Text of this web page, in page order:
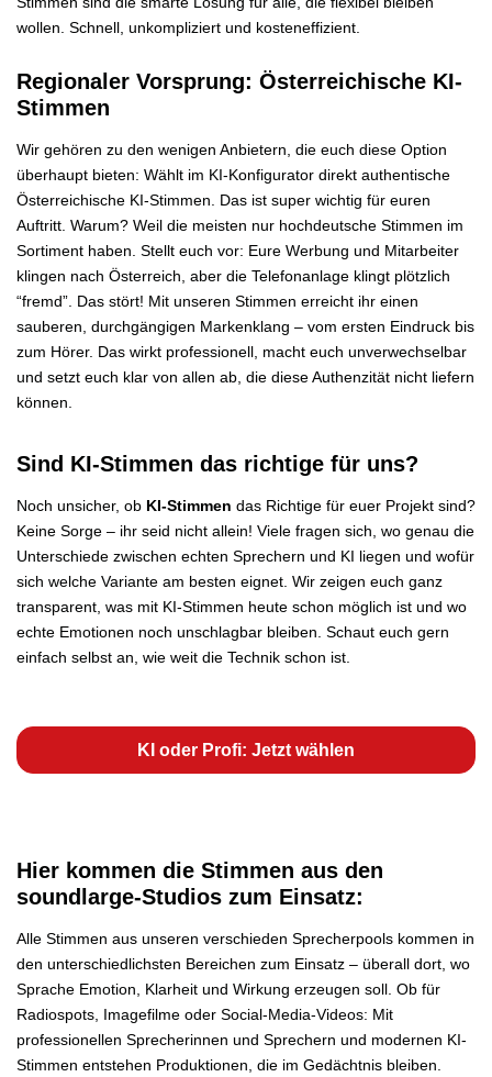
wollen. Schnell, unkompliziert und kosteneffizient.
Regionaler Vorsprung: Österreichische KI-
Stimmen
Wir gehören zu den wenigen Anbietern, die euch diese Option
überhaupt bieten: Wählt im KI-Konfigurator direkt authentische
Österreichische KI-Stimmen. Das ist super wichtig für euren
Auftritt. Warum? Weil die meisten nur hochdeutsche Stimmen im
Sortiment haben. Stellt euch vor: Eure Werbung und Mitarbeiter
klingen nach Österreich, aber die Telefonanlage klingt plötzlich
“fremd”. Das stört! Mit unseren Stimmen erreicht ihr einen
sauberen, durchgängigen Markenklang – vom ersten Eindruck bis
zum Hörer. Das wirkt professionell, macht euch unverwechselbar
und setzt euch klar von allen ab, die diese Authenzität nicht liefern
können.
Sind KI-Stimmen das richtige für uns?
Noch unsicher, ob KI-Stimmen das Richtige für euer Projekt sind?
Keine Sorge – ihr seid nicht allein! Viele fragen sich, wo genau die
Unterschiede zwischen echten Sprechern und KI liegen und wofür
sich welche Variante am besten eignet. Wir zeigen euch ganz
transparent, was mit KI-Stimmen heute schon möglich ist und wo
echte Emotionen noch unschlagbar bleiben. Schaut euch gern
einfach selbst an, wie weit die Technik schon ist.
KI oder Profi: Jetzt wählen
Hier kommen die Stimmen aus den
soundlarge-Studios zum Einsatz:
Alle Stimmen aus unseren verschieden Sprecherpools kommen in
den unterschiedlichsten Bereichen zum Einsatz – überall dort, wo
Sprache Emotion, Klarheit und Wirkung erzeugen soll. Ob für
Radiospots, Imagefilme oder Social-Media-Videos: Mit
professionellen Sprecherinnen und Sprechern und modernen KI-
Stimmen entstehen Produktionen, die im Gedächtnis bleiben.